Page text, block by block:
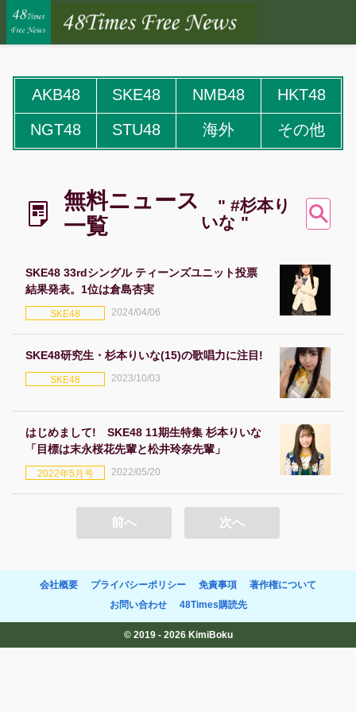
AKB48 SKE48 NMB48
HKT48
NGT48
STU48 海外 その他
無料ニュース
一覧
" #杉本り
いな "
SKE48 33rdシングル ティーンズユニット投票
結果発表。1位は倉島杏実
SKE48 2024/04/06
SKE48研究生・杉本りいな(15)の歌唱力に注目!
SKE48 2023/10/03
はじめまして! SKE48 11期生特集 杉本りいな
「目標は末永桜花先輩と松井玲奈先輩」
2022年5月号 2022/05/20
前へ 次へ
会社概要 プライバシーポリシー 免責事項
著作権について
お問い合わせ
48Times購読先
© 2019 - 2026 KimiBoku